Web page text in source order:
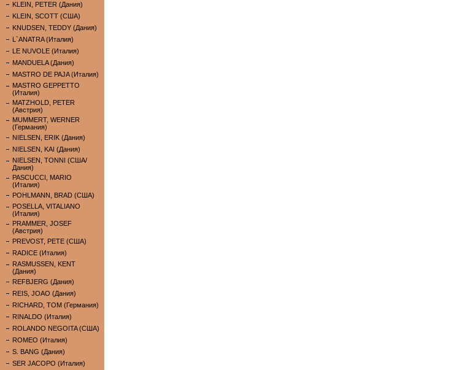
KLEIN, PETER (Дания)
KLEIN, SCOTT (США)
KNUDSEN, TEDDY (Дания)
L`ANATRA (Италия)
LE NUVOLE (Италия)
MANDUELA (Дания)
MASTRO DE PAJA (Италия)
MASTRO GEPPETTO
(Италия)
MATZHOLD, PETER
(Австрия)
MUMMERT, WERNER
(Германия)
NIELSEN, ERIK (Дания)
NIELSEN, KAI (Дания)
NIELSEN, TONNI (США/
Дания)
PASCUCCI, MARIO
(Италия)
POHLMANN, BRAD (США)
POSELLA, VITALIANO
(Италия)
PRAMMER, JOSEF
(Австрия)
PREVOST, PETE (США)
RADICE (Италия)
RASMUSSEN, KENT
(Дания)
REFBJERG (Дания)
REIS, JOAO (Дания)
RICHARD, TOM (Германия)
RINALDO (Италия)
ROLANDO NEGOITA (США)
ROMEO (Италия)
S. BANG (Дания)
SER JACOPO (Италия)